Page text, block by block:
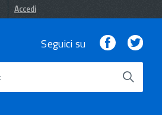
Accedi
Seguici su Facebook